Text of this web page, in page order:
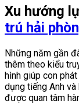
Xu hướng
trú hải
Những năm gần
thêm theo kiểu
hình giúp con
dụng tiếng Anh
được quan tâm